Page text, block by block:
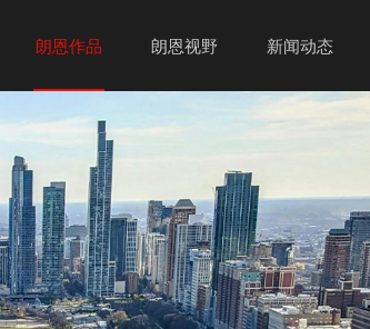
朗恩作品 朗恩视野 新闻动态